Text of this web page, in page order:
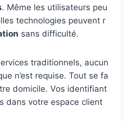
. Même les utilisateurs peu
technologies peuvent r
sans difficulté.
traditionnels, aucun
n’est requise. Tout se fa
domicile. Vos identifiant
dans votre espace client